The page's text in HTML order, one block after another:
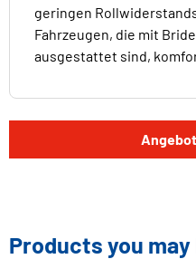
geringen
Fahrzeugen, die mit
ausgestattet sind,
Products you